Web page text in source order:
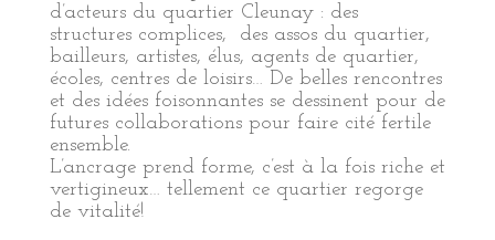
d’acteurs du quartier Cleunay : des
structures complices, des assos du quartier,
bailleurs, artistes, élus, agents de quartier,
écoles, centres de loisirs… De belles rencontres
et des idées foisonnantes se dessinent pour de
futures collaborations pour faire cité fertile
ensemble.
L’ancrage prend forme, c’est à la fois riche et
vertigineux… tellement ce quartier regorge
de vitalité!